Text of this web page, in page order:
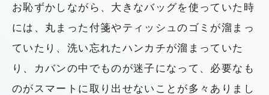
お恥ずかしながら、大きなバッグを使っていた時
には、丸まった付箋やティッシュのゴミが溜まっ
ていたり、洗い忘れたハンカチが溜まっていた
り、カバンの中でものが迷子になって、必要なも
のがスマートに取り出せないことが多々ありまし